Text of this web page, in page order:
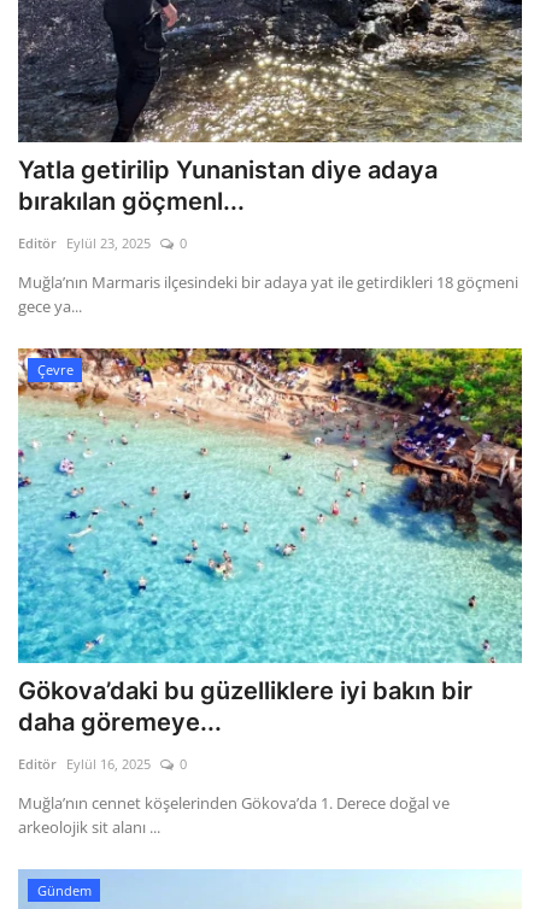
Yatla getirilip Yunanistan diye adaya
bırakılan göçmenl...
Editör Eylül 23, 2025 0
Muğla’nın Marmaris ilçesindeki bir adaya yat ile getirdikleri 18 göçmeni
gece ya...
Çevre
Gökova’daki bu güzelliklere iyi bakın bir
daha göremeye...
Editör Eylül 16, 2025 0
Muğla’nın cennet köşelerinden Gökova’da 1. Derece doğal ve
arkeolojik sit alanı ...
Gündem